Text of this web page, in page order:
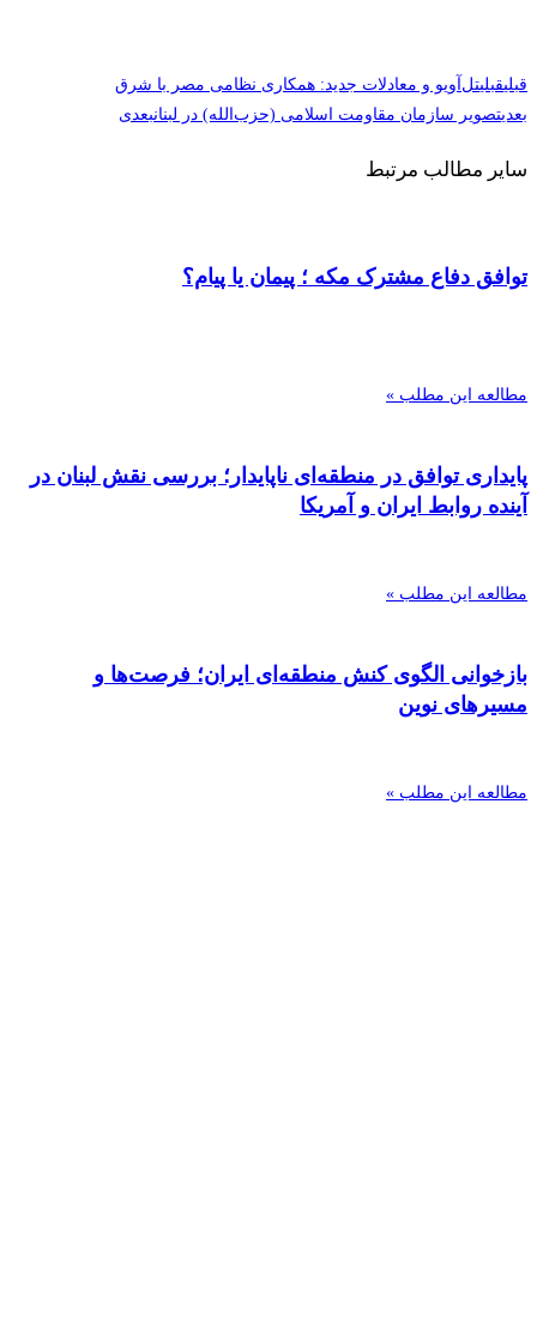
قبلیقبلیتل‌آویو و معادلات جدید: همکاری نظامی مصر با شرق
بعدیتصویر سازمان مقاومت اسلامی (حزب‌الله) در لبنانبعدی
سایر مطالب مرتبط
توافق دفاع مشترک مکه ؛ پیمان یا پیام؟
مطالعه این مطلب »
پایداری توافق در منطقه‌ای ناپایدار؛ بررسی نقش لبنان در
آینده روابط ایران و آمریکا
مطالعه این مطلب »
بازخوانی الگوی کنش منطقه‌ای ایران؛ فرصت‌ها و
مسیرهای نوین
مطالعه این مطلب »